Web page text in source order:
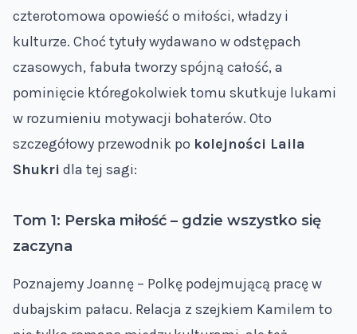
czterotomowa opowieść o miłości, władzy i
kulturze. Choć tytuły wydawano w odstępach
czasowych, fabuła tworzy spójną całość, a
pominięcie któregokolwiek tomu skutkuje lukami
w rozumieniu motywacji bohaterów. Oto
szczegółowy przewodnik po kolejności Laila
Shukri dla tej sagi:
Tom 1: Perska miłość – gdzie wszystko się
zaczyna
Poznajemy Joannę – Polkę podejmującą pracę w
dubajskim pałacu. Relacja z szejkiem Kamilem to